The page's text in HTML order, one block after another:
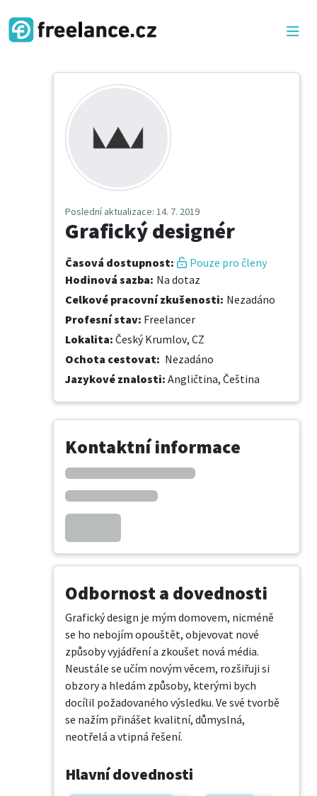
Poslední aktualizace: 14. 7. 2019
Grafický designér
Časová dostupnost:
Pouze pro členy
Hodinová sazba: Na dotaz
Celkové pracovní zkušenosti: Nezadáno
Profesní stav: Freelancer
Lokalita: Český Krumlov, CZ
Ochota cestovat: Nezadáno
Jazykové znalosti: Angličtina, Čeština
Kontaktní informace
Odbornost a dovednosti
Grafický design je mým domovem, nicméně
se ho nebojím opouštět, objevovat nové
způsoby vyjádření a zkoušet nová média.
Neustále se učím novým věcem, rozšiřuji si
obzory a hledám způsoby, kterými bych
docílil požadovaného výsledku. Ve své tvorbě
se nažím přinášet kvalitní, důmyslná,
neotřelá a vtipná řešení.
Hlavní dovednosti